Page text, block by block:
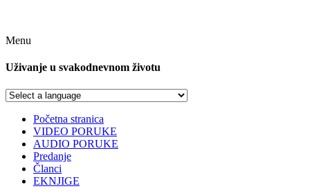
Menu
Uživanje u svakodnevnom životu
Početna stranica
VIDEO PORUKE
AUDIO PORUKE
Predanje
Članci
EKNJIGE